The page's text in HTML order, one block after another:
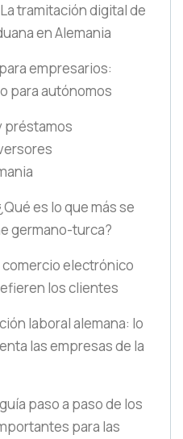
tramitación digital de
en Alemania
empresarios:
para autónomos
préstamos
es lo que más se
germano-turca?
electrónico
los clientes
laboral alemana: lo
las empresas de la
paso a paso de los
para las